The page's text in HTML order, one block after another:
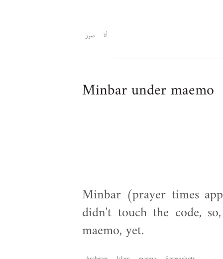
أنا صور
Minbar under maemo
Minbar (prayer times
didn't touch the code,
maemo, yet.